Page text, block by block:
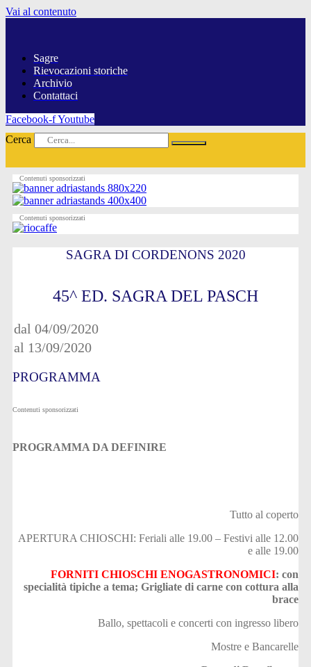
Vai al contenuto
Sagre
Rievocazioni storiche
Archivio
Contattaci
Facebook-fYoutube
Cerca
Contenuti sponsorizzati
Contenuti sponsorizzati
SAGRA DI CORDENONS 2020
45^ ED. SAGRA DEL PASCH
dal 04/09/2020
al 13/09/2020
PROGRAMMA
Contenuti sponsorizzati
PROGRAMMA DA DEFINIRE
Tutto al coperto
APERTURA CHIOSCHI: Feriali alle 19.00 – Festivi alle 12.00
e alle 19.00
FORNITI CHIOSCHI ENOGASTRONOMICI: con
specialità tipiche a tema; Grigliate di carne con cottura alla
brace
Ballo, spettacoli e concerti con ingresso libero
Mostre e Bancarelle